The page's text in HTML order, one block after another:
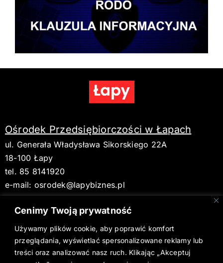
Cenimy Twoją prywatność
Używamy plików cookie, aby poprawić komfort
przeglądania, wyświetlać spersonalizowane reklamy lub
treści oraz analizować nasz ruch. Klikając „Akceptuj
Ośrodek Przedsiębiorczości w Łapach
ul. Generała Władysława Sikorskiego 22A
18-100 Łapy
tel. 85 8141920
e-mail: osrodek@lapybiznes.pl
BIP
Deklaracja dostępności